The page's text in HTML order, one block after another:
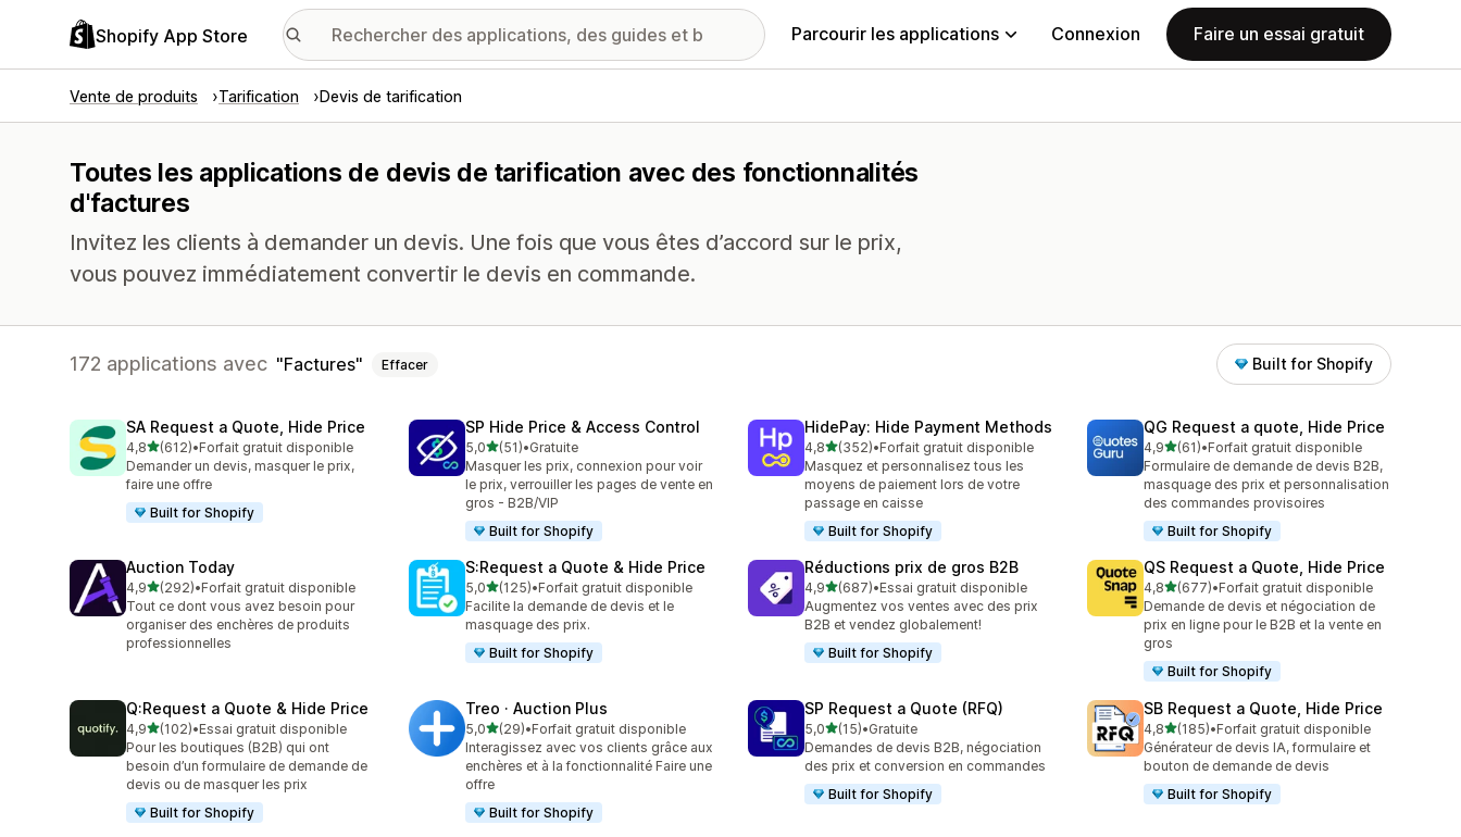
Shopify App Store Parcourir les applications Connexion Faire un essai gratuit
Vente de produits Tarification Devis de tarification
Toutes les applications de devis de tarification avec des fonctionnalités
d'factures
Invitez les clients à demander un devis. Une fois que vous êtes d’accord sur le prix,
vous pouvez immédiatement convertir le devis en commande.
172 applications avec Factures Effacer Built for Shopify
SA Request a Quote, Hide Price
4,8étoile(s) sur 5
(612)
612 avis au total
•Forfait gratuit disponible
Demander un devis, masquer le prix,
faire une offre
Built for Shopify
SP Hide Price & Access Control
5,0étoile(s) sur 5
(51)
51 avis au total
•Gratuite
Masquer les prix, connexion pour voir
le prix, verrouiller les pages de vente en
gros - B2B/VIP
Built for Shopify
HidePay: Hide Payment Methods
4,8étoile(s) sur 5
(352)
352 avis au total
•Forfait gratuit disponible
Masquez et personnalisez tous les
moyens de paiement lors de votre
passage en caisse
Built for Shopify
QG Request a quote, Hide Price
4,9étoile(s) sur 5
(61)
61 avis au total
•Forfait gratuit disponible
Formulaire de demande de devis B2B,
masquage des prix et personnalisation
des commandes provisoires
Built for Shopify
Auction Today
4,9étoile(s) sur 5
(292)
292 avis au total
•Forfait gratuit disponible
Tout ce dont vous avez besoin pour
organiser des enchères de produits
professionnelles
S:Request a Quote & Hide Price
5,0étoile(s) sur 5
(125)
125 avis au total
•Forfait gratuit disponible
Facilite la demande de devis et le
masquage des prix.
Built for Shopify
Réductions prix de gros B2B
4,9étoile(s) sur 5
(687)
687 avis au total
•Essai gratuit disponible
Augmentez vos ventes avec des prix
B2B et vendez globalement!
Built for Shopify
QS Request a Quote, Hide Price
4,8étoile(s) sur 5
(677)
677 avis au total
•Forfait gratuit disponible
Demande de devis et négociation de
prix en ligne pour le B2B et la vente en
gros
Built for Shopify
Q:Request a Quote & Hide Price
4,9étoile(s) sur 5
(102)
102 avis au total
•Essai gratuit disponible
Pour les boutiques (B2B) qui ont
besoin d’un formulaire de demande de
devis ou de masquer les prix
Built for Shopify
Treo · Auction Plus
5,0étoile(s) sur 5
(29)
29 avis au total
•Forfait gratuit disponible
Interagissez avec vos clients grâce aux
enchères et à la fonctionnalité Faire une
offre
Built for Shopify
SP Request a Quote (RFQ)
5,0étoile(s) sur 5
(15)
15 avis au total
•Gratuite
Demandes de devis B2B, négociation
des prix et conversion en commandes
Built for Shopify
SB Request a Quote, Hide Price
4,8étoile(s) sur 5
(185)
185 avis au total
•Forfait gratuit disponible
Générateur de devis IA, formulaire et
bouton de demande de devis
Built for Shopify